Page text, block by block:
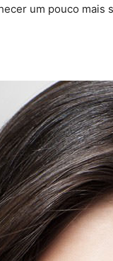
um pouco mais